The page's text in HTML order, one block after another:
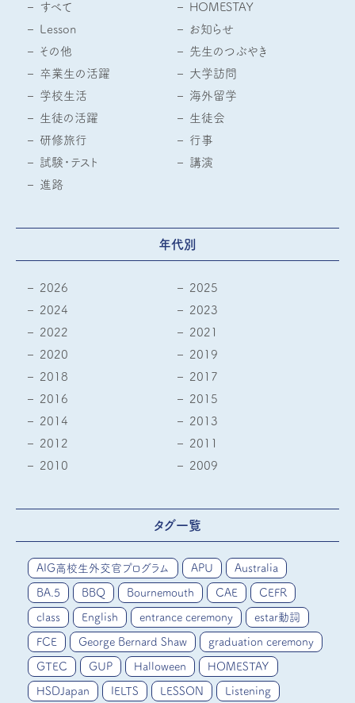
すべて
HOMESTAY
Lesson
お知らせ
その他
先生のつぶやき
卒業生の活躍
大学訪問
学校生活
海外留学
生徒の活躍
生徒会
研修旅行
行事
試験・テスト
講演
進路
年代別
2026
2025
2024
2023
2022
2021
2020
2019
2018
2017
2016
2015
2014
2013
2012
2011
2010
2009
タグ一覧
AIG高校生外交官プログラム APU Australia
BA.5 BBQ Bournemouth CAE CEFR
class English entrance ceremony estar動詞
FCE George Bernard Shaw graduation ceremony
GTEC GUP Halloween HOMESTAY
HSDJapan IELTS LESSON Listening